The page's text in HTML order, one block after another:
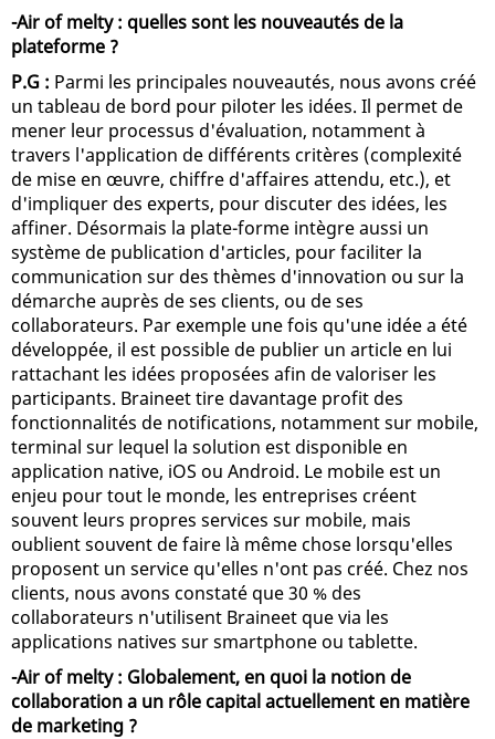
-Air of melty : quelles sont les nouveautés de la
plateforme ?
P.G : Parmi les principales nouveautés, nous avons créé
un tableau de bord pour piloter les idées. Il permet de
mener leur processus d'évaluation, notamment à
travers l'application de différents critères (complexité
de mise en œuvre, chiffre d'affaires attendu, etc.), et
d'impliquer des experts, pour discuter des idées, les
affiner. Désormais la plate-forme intègre aussi un
système de publication d'articles, pour faciliter la
communication sur des thèmes d'innovation ou sur la
démarche auprès de ses clients, ou de ses
collaborateurs. Par exemple une fois qu'une idée a été
développée, il est possible de publier un article en lui
rattachant les idées proposées afin de valoriser les
participants. Braineet tire davantage profit des
fonctionnalités de notifications, notamment sur mobile,
terminal sur lequel la solution est disponible en
application native, iOS ou Android. Le mobile est un
enjeu pour tout le monde, les entreprises créent
souvent leurs propres services sur mobile, mais
oublient souvent de faire là même chose lorsqu'elles
proposent un service qu'elles n'ont pas créé. Chez nos
clients, nous avons constaté que 30 % des
collaborateurs n'utilisent Braineet que via les
applications natives sur smartphone ou tablette.
-Air of melty : Globalement, en quoi la notion de
collaboration a un rôle capital actuellement en matière
de marketing ?